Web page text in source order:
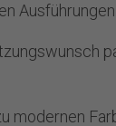
modernen